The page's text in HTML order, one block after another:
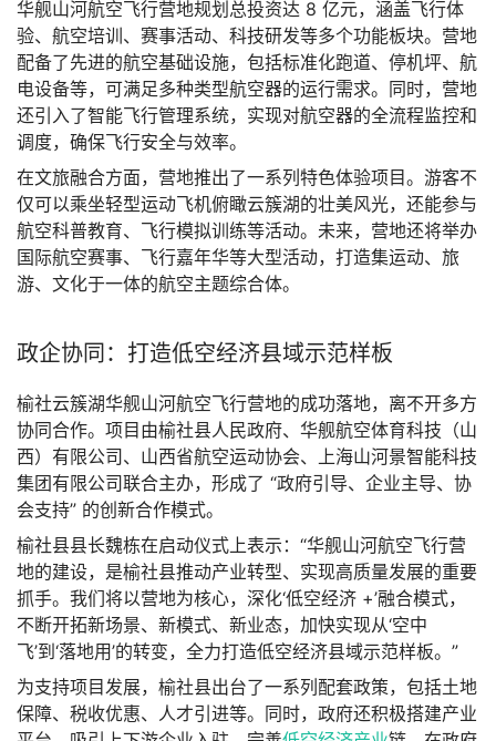
华舰山河航空飞行营地规划总投资达 8 亿元，涵盖飞行体
验、航空培训、赛事活动、科技研发等多个功能板块。营地
配备了先进的航空基础设施，包括标准化跑道、停机坪、航
电设备等，可满足多种类型航空器的运行需求。同时，营地
还引入了智能飞行管理系统，实现对航空器的全流程监控和
调度，确保飞行安全与效率。
在文旅融合方面，营地推出了一系列特色体验项目。游客不
仅可以乘坐轻型运动飞机俯瞰云簇湖的壮美风光，还能参与
航空科普教育、飞行模拟训练等活动。未来，营地还将举办
国际航空赛事、飞行嘉年华等大型活动，打造集运动、旅
游、文化于一体的航空主题综合体。
政企协同：打造低空经济县域示范样板
榆社云簇湖华舰山河航空飞行营地的成功落地，离不开多方
协同合作。项目由榆社县人民政府、华舰航空体育科技（山
西）有限公司、山西省航空运动协会、上海山河景智能科技
集团有限公司联合主办，形成了 “政府引导、企业主导、协
会支持” 的创新合作模式。
榆社县县长魏栋在启动仪式上表示：“华舰山河航空飞行营
地的建设，是榆社县推动产业转型、实现高质量发展的重要
抓手。我们将以营地为核心，深化‘低空经济 +’融合模式，
不断开拓新场景、新模式、新业态，加快实现从‘空中
飞’到‘落地用’的转变，全力打造低空经济县域示范样板。”
为支持项目发展，榆社县出台了一系列配套政策，包括土地
保障、税收优惠、人才引进等。同时，政府还积极搭建产业